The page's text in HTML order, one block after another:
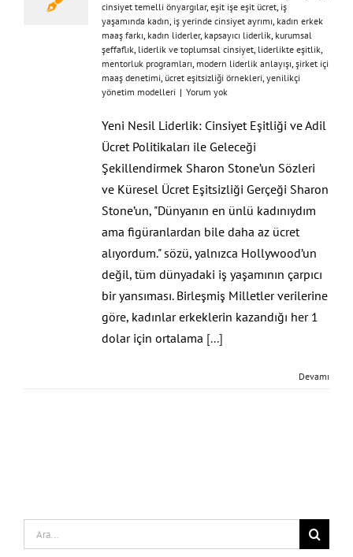
cinsiyet temelli önyargılar, eşit işe eşit ücret, iş
yaşamında kadın, iş yerinde cinsiyet ayrımı, kadın erkek
maaş farkı, kadın liderler, kapsayıcı liderlik, kurumsal
şeffaflık, liderlik ve toplumsal cinsiyet, liderlikte eşitlik,
mentorluk programları, modern liderlik anlayışı, şirket içi
maaş denetimi, ücret eşitsizliği örnekleri, yenilikçi
yönetim modelleri | Yorum yok
Yeni Nesil Liderlik: Cinsiyet Eşitliği ve Adil
Ücret Politikaları ile Geleceği
Şekillendirmek Sharon Stone’un Sözleri
ve Küresel Ücret Eşitsizliği Gerçeği Sharon
Stone’un, "Dünyanın en ünlü kadınıydım
ama figüranlardan bile daha az ücret
alıyordum." sözü, yalnızca Hollywood’un
değil, tüm dünyadaki iş yaşamının çarpıcı
bir yansıması. Birleşmiş Milletler verilerine
göre, kadınlar erkeklerin kazandığı her 1
dolar için ortalama [...]
Devamı
Search
for: